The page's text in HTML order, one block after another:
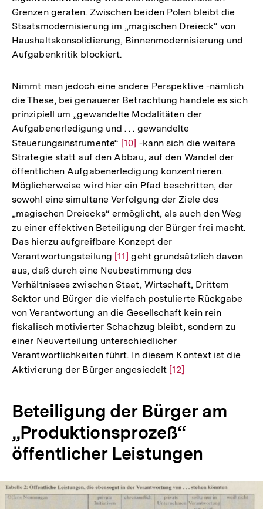
Grenzen geraten. Zwischen beiden Polen bleibt die
Staatsmodernisierung im „magischen Dreieck“ von
Haushaltskonsolidierung, Binnenmodernisierung und
Aufgabenkritik blockiert.
Nimmt man jedoch eine andere Perspektive -nämlich
die These, bei genauerer Betrachtung handele es sich
prinzipiell um „gewandelte Modalitäten der
Aufgabenerledigung und . . . gewandelte
Steuerungsinstrumente“ Zur
Auflösung
der
Fußnote
[10] -kann sich die weitere
Strategie statt auf den Abbau, auf den Wandel der
öffentlichen Aufgabenerledigung konzentrieren.
Möglicherweise wird hier ein Pfad beschritten, der
sowohl eine simultane Verfolgung der Ziele des
„magischen Dreiecks“ ermöglicht, als auch den Weg
zu einer effektiven Beteiligung der Bürger frei macht.
Das hierzu aufgreifbare Konzept der
Verantwortungsteilung Zur
Auflösung
der
Fußnote
[11] geht grundsätzlich davon
aus, daß durch eine Neubestimmung des
Verhältnisses zwischen Staat, Wirtschaft, Drittem
Sektor und Bürger die vielfach postulierte Rückgabe
von Verantwortung an die Gesellschaft kein rein
fiskalisch motivierter Schachzug bleibt, sondern zu
einer Neuverteilung unterschiedlicher
Verantwortlichkeiten führt. In diesem Kontext ist die
Aktivierung der Bürger angesiedelt Zur
Fußnote
[12]
Beteiligung der Bürger am
„Produktionsprozeß“
öffentlicher Leistungen